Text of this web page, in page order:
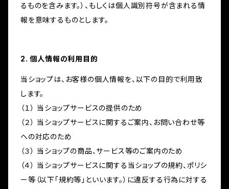
るものを含みます。）、もしくは個人識別符号が含まれる情
報を意味するものとします。
2. 個人情報の利用目的
当ショップは、お客様の個人情報を、以下の目的で利用致
します。
（１） 当ショップサービスの提供のため
（２） 当ショップサービスに関するご案内、お問い合わせ等
への対応のため
（３） 当ショップの商品、サービス等のご案内のため
（４） 当ショップサービスに関する当ショップの規約、ポリシ
ー等（以下「規約等」といいます。）に違反する行為に対する